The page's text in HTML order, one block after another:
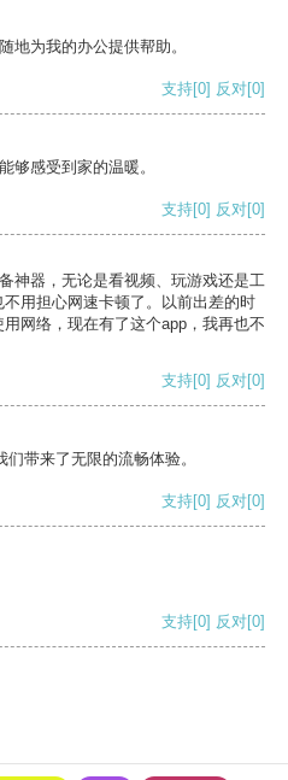
地为我的办公提供帮助。
支持[0] 反对[0]
够感受到家的温暖。
支持[0] 反对[0]
神器，无论是看视频、玩游戏还是工
用担心网速卡顿了。以前出差的时
网络，现在有了这个app，我再也不
支持[0] 反对[0]
带来了无限的流畅体验。
支持[0] 反对[0]
支持[0] 反对[0]